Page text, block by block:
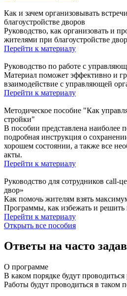
Как и зачем организовывать
благоустройстве дворов
Руководство, как организовать и
жителями при благоустройстве
Перейти к материалу
Руководство по работе с
Материал поможет эффективно и
взаимодействие с управляющей
Перейти к материалу
Методическое пособие "Как
стройки"
В пособии представлена наиболее
подробная инструкция о
хорошем состоянии, а также все
акты.
Перейти к материалу
Руководство для сотрудников call-
двор»
Как помочь жителям взять
Программы, как избежать и
Перейти к материалу
Открыть все пособия
Ответы на часто
О программе
В каком порядке будут проводиться
Работы будут проводиться в таком